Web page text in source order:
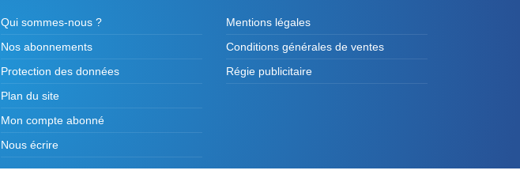
Qui sommes-nous ?
Nos abonnements
Protection des données
Plan du site
Mon compte abonné
Nous écrire
Mentions légales
Conditions générales de ventes
Régie publicitaire